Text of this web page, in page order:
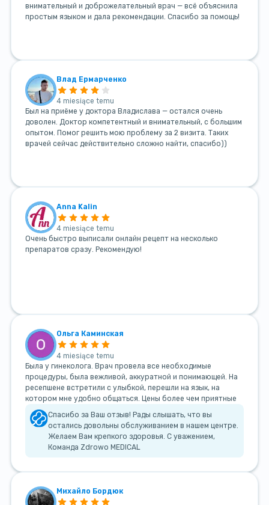
внимательный и доброжелательный врач — всё объяснила
простым языком и дала рекомендации. Спасибо за помощь!
Влад Ермарченко
4 miesiące temu
Был на приёме у доктора Владислава — остался очень
доволен. Доктор компетентный и внимательный, с большим
опытом. Помог решить мою проблему за 2 визита. Таких
врачей сейчас действительно сложно найти, спасибо))
Anna Kalin
4 miesiące temu
Очень быстро выписали онлайн рецепт на несколько
препаратов сразу. Рекомендую!
Ольга Каминская
4 miesiące temu
Была у гинеколога. Врач провела все необходимые
процедуры, была вежливой, аккуратной и понимающей. На
ресепшене встретили с улыбкой, перешли на язык, на
котором мне удобно общаться. Цены более чем приятные
Спасибо за Ваш отзыв! Рады слышать, что вы
остались довольны обслуживанием в нашем центре.
Желаем Вам крепкого здоровья. С уважением,
Команда Zdrowo MEDICAL
Михайло Бордюк